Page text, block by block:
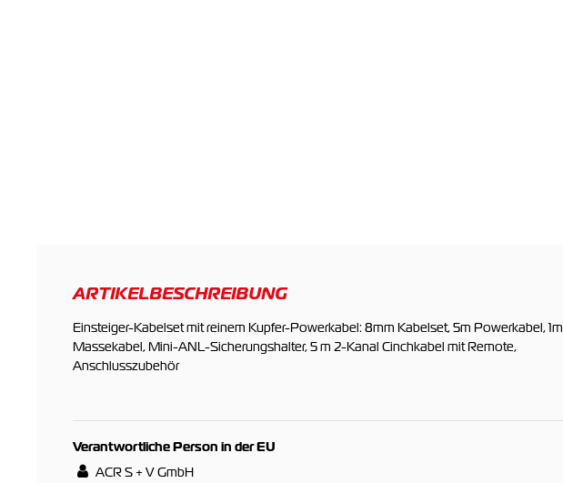
ARTIKELBESCHREIBUNG
Einsteiger-Kabelset mit reinem Kupfer-Powerkabel: 8mm Kabelset, 5m Powerkabel, 1m
Massekabel, Mini-ANL-Sicherungshalter, 5 m 2-Kanal Cinchkabel mit Remote,
Anschlusszubehör
Verantwortliche Person in der EU
ACR S + V GmbH